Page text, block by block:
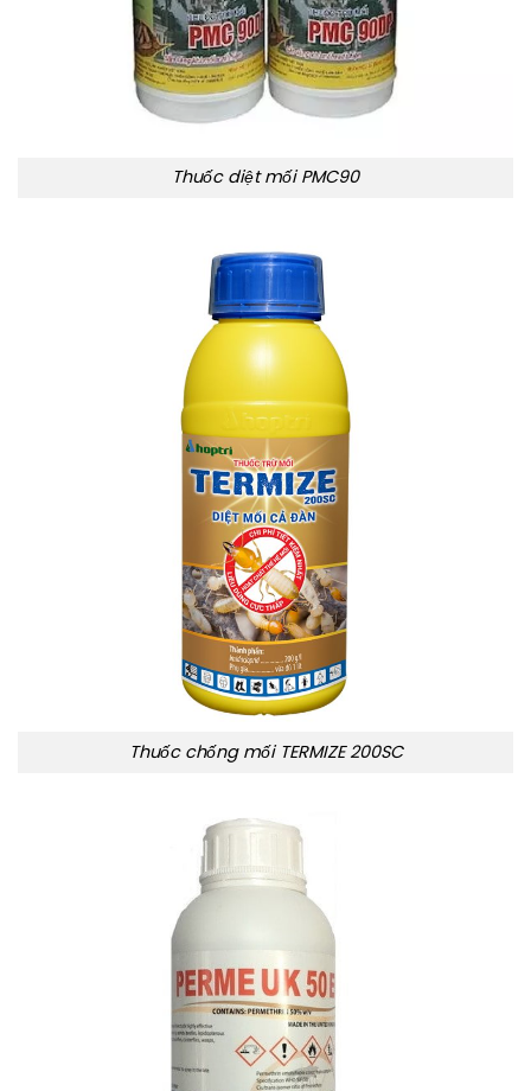
Thuốc diệt mối PMC90
Thuốc chống mối TERMIZE 200SC